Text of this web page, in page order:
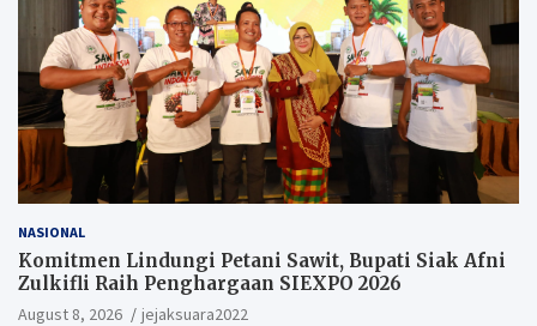
NASIONAL
Komitmen Lindungi Petani Sawit, Bupati Siak Afni
Zulkifli Raih Penghargaan SIEXPO 2026
August 8, 2026
jejaksuara2022